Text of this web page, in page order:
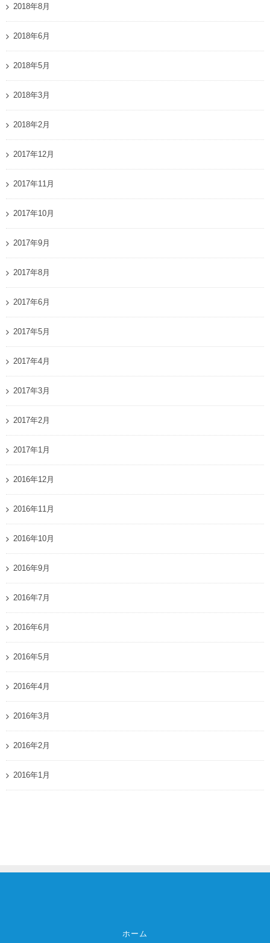
2018年8月
2018年6月
2018年5月
2018年3月
2018年2月
2017年12月
2017年11月
2017年10月
2017年9月
2017年8月
2017年6月
2017年5月
2017年4月
2017年3月
2017年2月
2017年1月
2016年12月
2016年11月
2016年10月
2016年9月
2016年7月
2016年6月
2016年5月
2016年4月
2016年3月
2016年2月
2016年1月
ホーム